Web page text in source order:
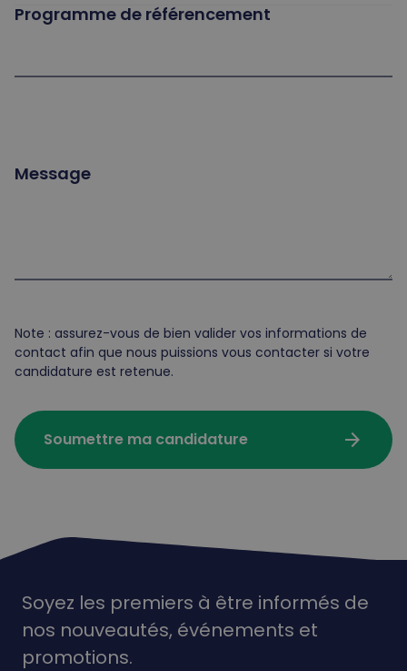
Programme de référencement
Message
Note : assurez-vous de bien valider vos informations de
contact afin que nous puissions vous contacter si votre
candidature est retenue.
Soumettre ma candidature arrow_forward
Soyez les premiers à être informés de
nos nouveautés, événements et
promotions.